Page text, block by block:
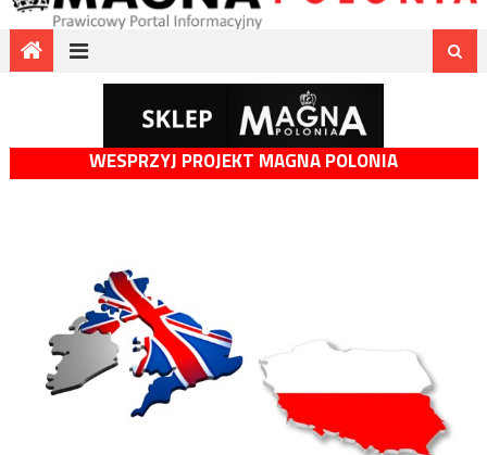
WESPRZYJ PROJEKT MAGNA POLONIA